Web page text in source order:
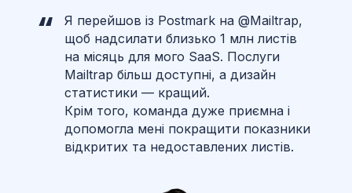
Я перейшов із Postmark на @Mailtrap,
щоб надсилати близько 1 млн листів
на місяць для мого SaaS. Послуги
Mailtrap більш доступні, а дизайн
статистики — кращий.
Крім того, команда дуже приємна і
допомогла мені покращити показники
відкритих та недоставлених листів.